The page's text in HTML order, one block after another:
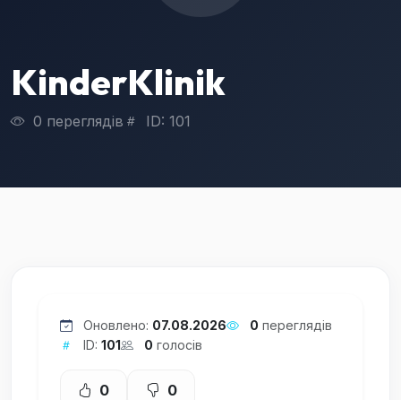
KinderKlinik
0 переглядів ID: 101
Оновлено: 07.08.2026 0 переглядів
ID: 101 0 голосів
0 0